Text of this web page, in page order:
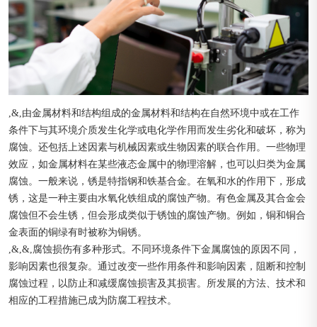
,&,由金属材料和结构组成的金属材料和结构在自然环境中或在工作
条件下与其环境介质发生化学或电化学作用而发生劣化和破坏，称为
腐蚀。还包括上述因素与机械因素或生物因素的联合作用。一些物理
效应，如金属材料在某些液态金属中的物理溶解，也可以归类为金属
腐蚀。一般来说，锈是特指钢和铁基合金。在氧和水的作用下，形成
锈，这是一种主要由水氧化铁组成的腐蚀产物。有色金属及其合金会
腐蚀但不会生锈，但会形成类似于锈蚀的腐蚀产物。例如，铜和铜合
金表面的铜绿有时被称为铜锈。
,&,&,腐蚀损伤有多种形式。不同环境条件下金属腐蚀的原因不同，
影响因素也很复杂。通过改变一些作用条件和影响因素，阻断和控制
腐蚀过程，以防止和减缓腐蚀损害及其损害。所发展的方法、技术和
相应的工程措施已成为防腐工程技术。